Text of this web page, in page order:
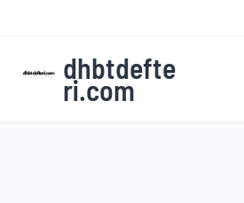
dhbtdefte
ri.com